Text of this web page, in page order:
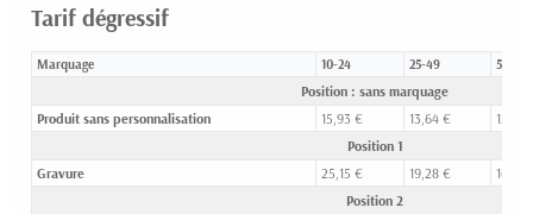
Tarif dégressif
Marquage 10-24 25-49 50-99
Position : sans marquage
Produit sans personnalisation
15,93 € 13,64 €
12,75
Position 1
Gravure
25,15 € 19,28 €
16,05
Position 2